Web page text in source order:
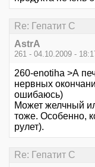
Re: Гепатит С
AstrA
261 - 04.10.2009 -
260-enotiha >А
нервных
ошибаюсь)
Может желчный
тоже. Особенно,
рулет).
Re: Гепатит С